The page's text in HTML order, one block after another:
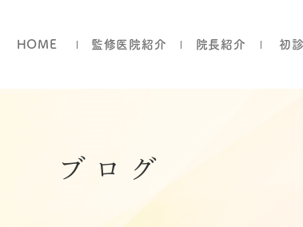
HOME 監修医院紹介 院長紹介 初
ブログ